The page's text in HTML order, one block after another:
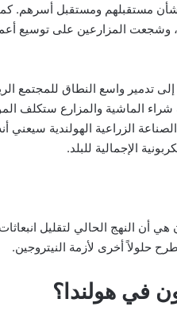
مستقبلهم ومستقبل أسرهم.
وشجعت المزارعين على توسيع
تدمير واسع النطاق للمجتمع
الماشية والمزارع ستكلف
الزراعية الهولندية سيعني
الإجمالية للبلد.
أن النهج الحالي لتقليل
حلولاً أخرى لأزمة النيتروجين.
في هولندا؟